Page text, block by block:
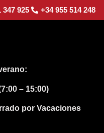
347 925 +34 955 514 248
– 15:00)
por Vacaciones